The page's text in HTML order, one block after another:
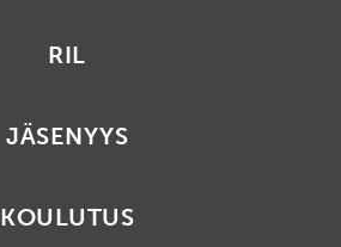
RIL
JÄSENYYS
KOULUTUS